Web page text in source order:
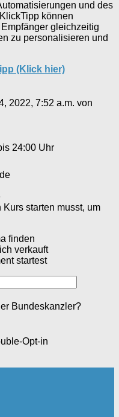
und des
können
gleichzeitig
zu personalisieren und
(Klick hier)
2022, 7:52 a.m. von
24:00 Uhr
starten musst, um
finden
verkauft
startest
Bundeskanzler?
Opt-in